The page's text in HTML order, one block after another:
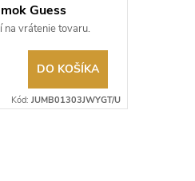
Guess
U
vrátenie tovaru.
DO KOŠÍKA
Kód: JUMB01303JWYGT/U